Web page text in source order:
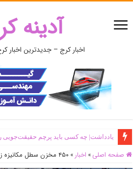
آدینه
اخبار کرج – جدیدترین اخبار
یادداشت| ‌چه کسی باید پرچم حقیقت‌جویی
صفحه اصلی » اخبار » ۴۵۰ مخزن سطل مکانیزه زباله در کرج نصب شد